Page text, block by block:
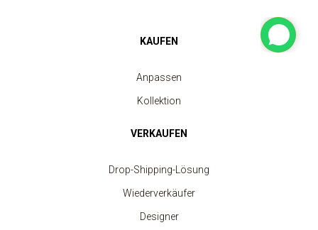
KAUFEN
Anpassen
Kollektion
VERKAUFEN
Drop-Shipping-Lösung
Wiederverkäufer
Designer